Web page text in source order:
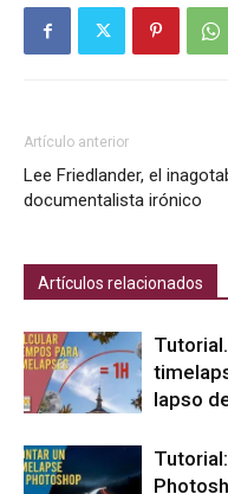
Artículo anterior
Lee Friedlander, el
documentalista irónico
Artículos relacionados
lapso